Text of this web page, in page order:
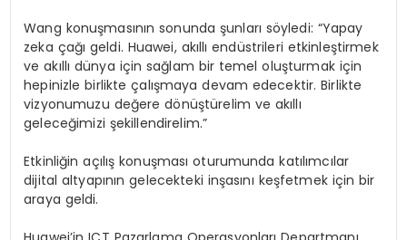
Wang konuşmasının sonunda şunları söyledi: “Yapay
zeka çağı geldi. Huawei, akıllı endüstrileri etkinleştirmek
ve akıllı dünya için sağlam bir temel oluşturmak için
hepinizle birlikte çalışmaya devam edecektir. Birlikte
vizyonumuzu değere dönüştürelim ve akıllı
geleceğimizi şekillendirelim.”
Etkinliğin açılış konuşması oturumunda katılımcılar
dijital altyapının gelecekteki inşasını keşfetmek için bir
araya geldi.